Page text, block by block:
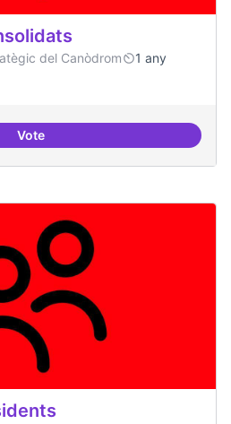
del Canòdrom
1 any
Vote10 projectes consolidats